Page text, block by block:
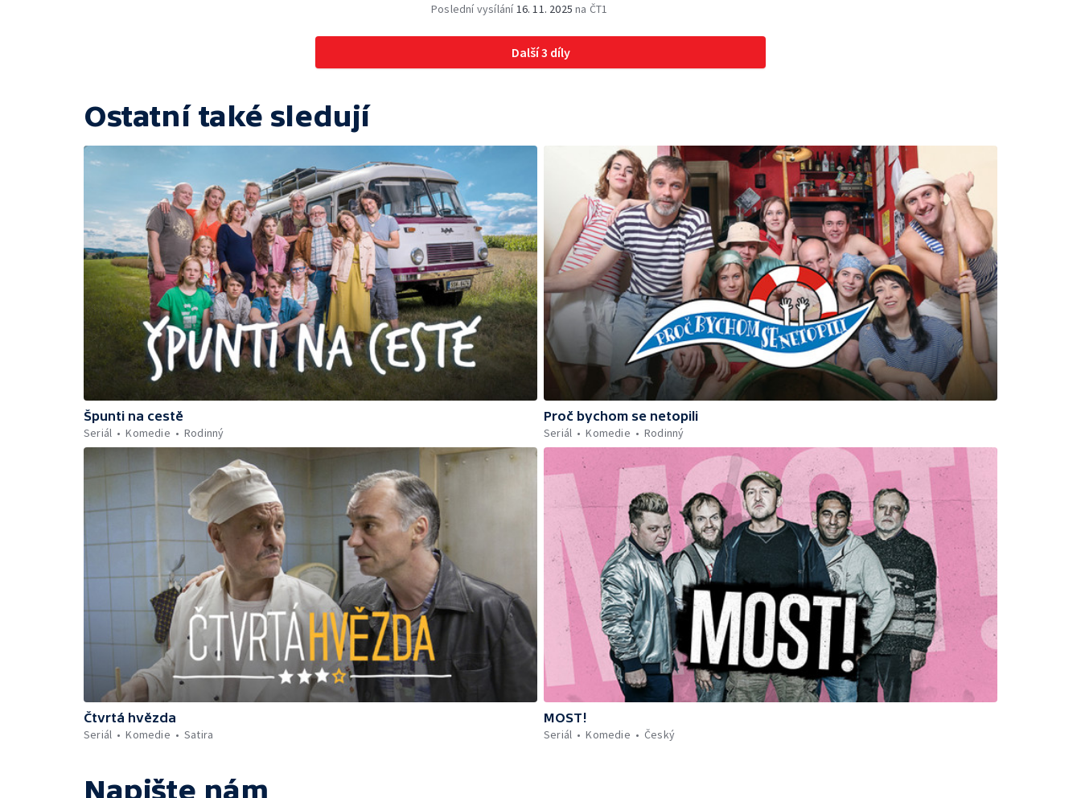
Poslední vysílání 16. 11. 2025 na ČT1
Další 3 díly
Ostatní také sledují
Špunti na cestě
Seriál
Komedie Rodinný
Proč bychom se netopili
Seriál
Komedie Rodinný
Čtvrtá hvězda
Seriál
Komedie Satira
MOST!
Seriál
Komedie Český
Napište nám